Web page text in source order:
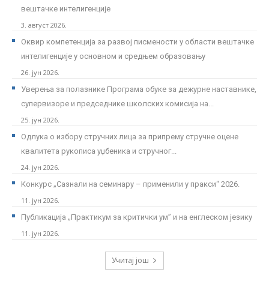
вештачке интелигенције
3. август 2026.
Оквир компетенција за развој писмености у области вештачке
интелигенције у основном и средњем образовању
26. јун 2026.
Уверења за полазнике Програмa обуке за дежурне наставнике,
супервизоре и председнике школских комисија на...
25. јун 2026.
Одлука о избору стручних лица за припрему стручне оцене
квалитета рукописа уџбеника и стручног...
24. јун 2026.
Kонкурс „Сазнали на семинару – применили у пракси“ 2026.
11. јун 2026.
Публикација „Практикум за критички ум” и на енглеском језику
11. јун 2026.
Учитај још